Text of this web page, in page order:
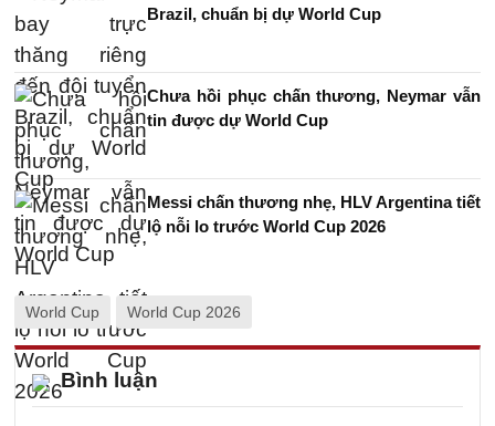
Brazil, chuẩn bị dự World Cup
Chưa hồi phục chấn thương, Neymar vẫn
tin được dự World Cup
Messi chấn thương nhẹ, HLV Argentina tiết
lộ nỗi lo trước World Cup 2026
World Cup World Cup 2026
Bình luận